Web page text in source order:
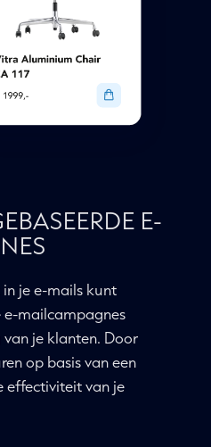
E-
je e-mails kunt
e-mailcampagnes
je klanten. Door
op basis van een
effectiviteit van je